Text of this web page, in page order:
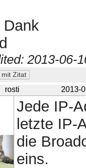
2013-06-
rosti 2013-
Jede IP-
letzte IP-
die
eins.